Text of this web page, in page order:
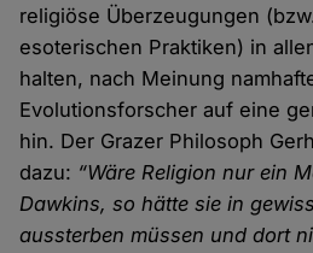
religiöse Überzeugungen
esoterischen Praktiken) in
halten, nach Meinung
Evolutionsforscher auf eine
hin. Der Grazer Philosoph
dazu: “Wäre Religion nur ein
Dawkins, so hätte sie in
aussterben müssen und dort